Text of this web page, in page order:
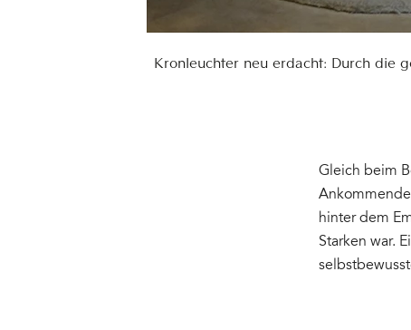
Kronleuchter neu erdacht: Durch die
Gleich beim
hinter dem
Starken war.